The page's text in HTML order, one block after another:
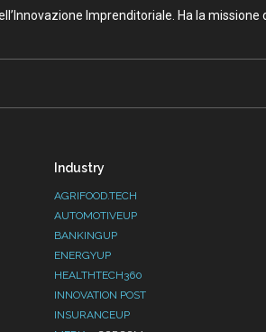
Imprenditoriale. Ha la
Industry
AGRIFOOD.TECH
AUTOMOTIVEUP
BANKINGUP
ENERGYUP
HEALTHTECH360
INNOVATION POST
INSURANCEUP